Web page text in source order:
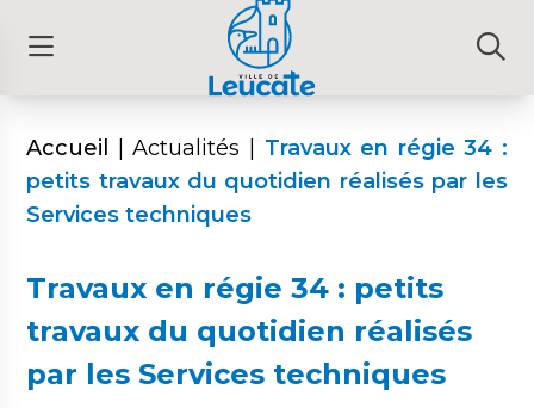
Accueil |Actualités
Travaux en régie 34 :
petits travaux du quotidien réalisés par les
Services techniques
Travaux en régie 34 : petits
travaux du quotidien réalisés
par les Services techniques